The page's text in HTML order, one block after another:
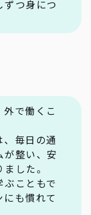
ずつ身につ
で働くこ
毎日の通
が整い、安
した。
こともで
も慣れて